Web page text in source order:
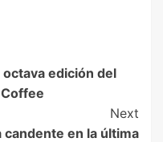
edición del
Next
candente en la última